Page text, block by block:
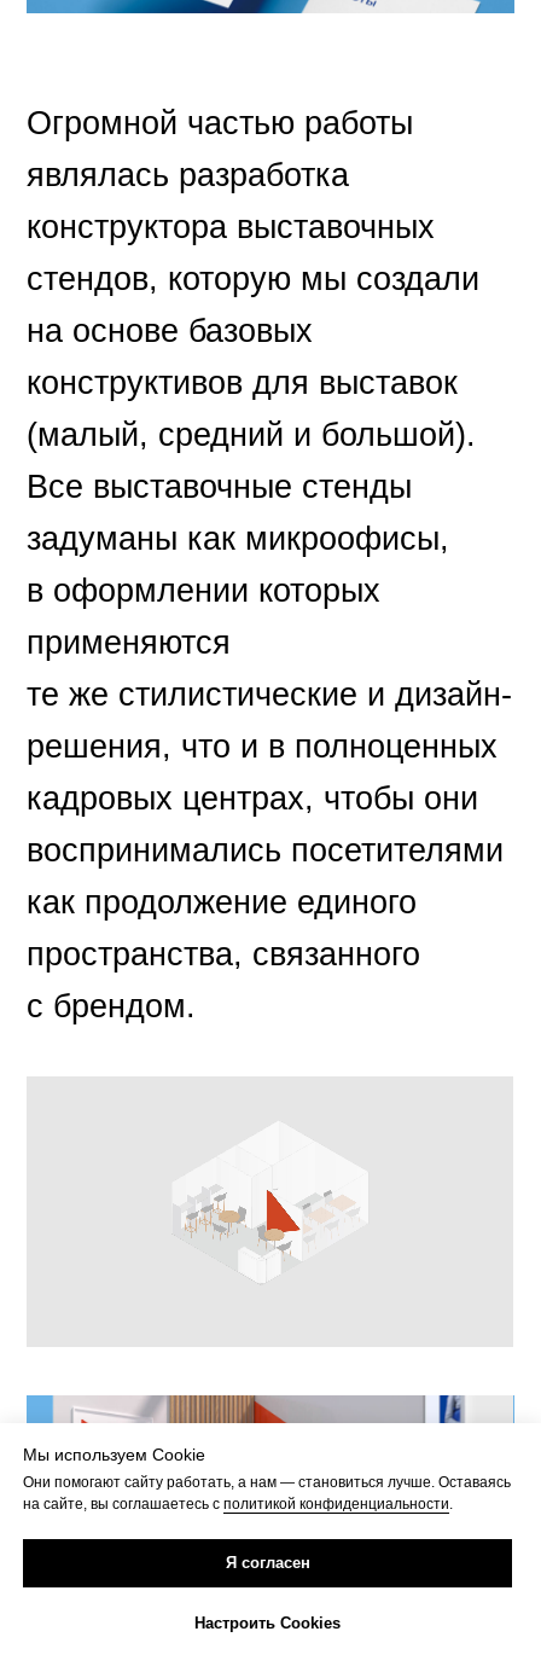
Мы используем Cookie
Они помогают сайту работать, а нам — становиться лучше. Оставаясь
на сайте, вы соглашаетесь с политикой конфиденциальности.
Я согласен
Настроить Cookies
Огромной частью работы
являлась разработка
конструктора выставочных
стендов, которую мы создали
на основе базовых
конструктивов для выставок
(малый, средний и большой).
Все выставочные стенды
задуманы как микроофисы,
в оформлении которых
применяются
те же стилистические и дизайн-
решения, что и в полноценных
кадровых центрах, чтобы они
воспринимались посетителями
как продолжение единого
пространства, связанного
с брендом.